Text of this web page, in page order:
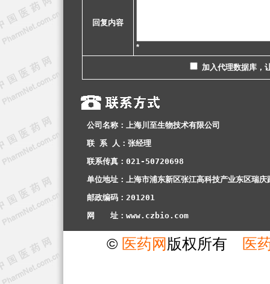
回复内容
*
加入代理数据库，
公司名称：上海川至生物技术有限公司
联 系 人：张经理
联系传真：021-50720698
单位地址：上海市浦东新区张江高科技产业东区瑞
邮政编码：201201
网　　址：www.czbio.com
© 医药网版权所有 医